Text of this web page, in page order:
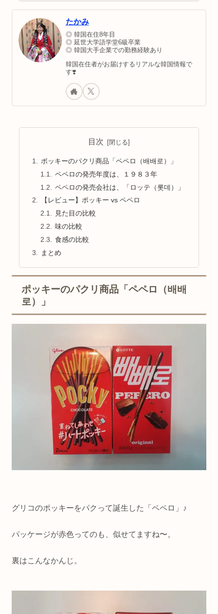
最後に、買い物や家族旅行など目的別でソウル
たかみ
◎ 韓国在住8年目
◎ 延世大学語学堂6級卒業
◎ 韓国大手企業での勤務経験あり
韓国在住者がお届けするリアルな韓国情報で
す❣️
目次
ポッキーのパクリ商品「ペペロ（배배로）」
ペペロの発売年度は、１９８３年
ペペロの発売会社は、「ロッテ（롯데）」
【レビュー】ポッキー vs ペペロ
見た目の比較
味の比較
食感の比較
まとめ
ポッキーのパクリ商品「ペペロ（배배
로）」
グリコのポッキーをパクって誕生した「ペペロ」♪
パッケージが赤色ってのも、似せてますね〜。
裏はこんなかんじ。